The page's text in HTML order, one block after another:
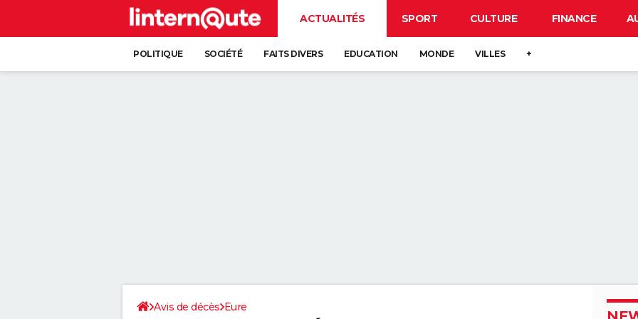
ACTUALITÉS SPORT CULTURE FINANCE
POLITIQUE SOCIÉTÉ FAITS DIVERS EDUCATION MONDE VILLES +
Avis de décès Eure